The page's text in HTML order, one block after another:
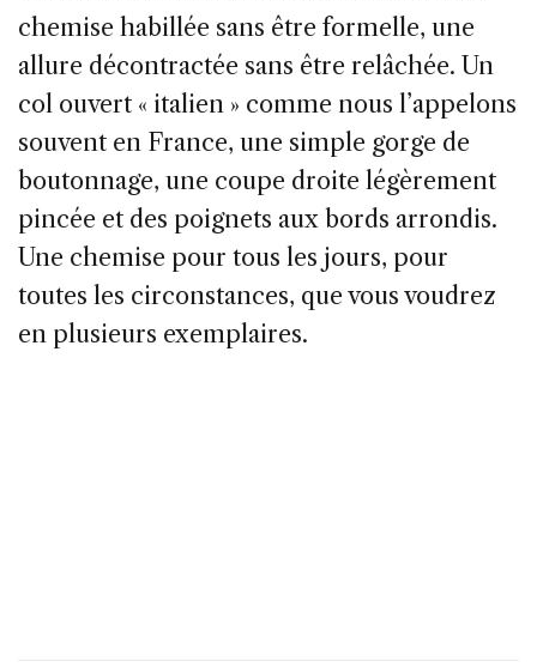
chemise habillée sans être formelle, une
allure décontractée sans être relâchée. Un
col ouvert « italien » comme nous l’appelons
souvent en France, une simple gorge de
boutonnage, une coupe droite légèrement
pincée et des poignets aux bords arrondis.
Une chemise pour tous les jours, pour
toutes les circonstances, que vous voudrez
en plusieurs exemplaires.